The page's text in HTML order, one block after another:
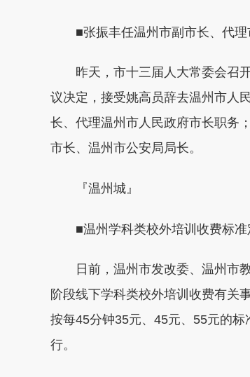
■张振丰任温州市副市长、代理
昨天，市十三届人大常委会召开
议决定，接受姚高员辞去温州市人
长、代理温州市人民政府市长职务
市长、温州市公安局局长。
『温州城』
■温州学科类校外培训收费标准
日前，温州市发改委、温州市教
阶段线下学科类校外培训收费有关
按每45分钟35元、45元、55元的
行。